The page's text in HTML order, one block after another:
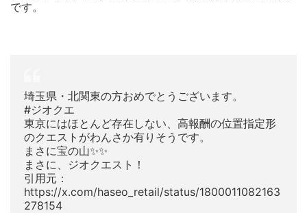
です。
埼玉県・北関東の方おめでとうございます。
#ジオクエ
東京にはほとんど存在しない、高報酬の位置指定形
のクエストがわんさか有りそうです。
まさに宝の山✨✨
まさに、ジオクエスト！
引用元：
https://x.com/haseo_retail/status/1800011082163
278154